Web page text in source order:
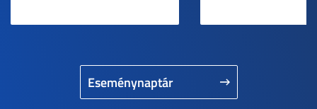
Eseménynaptár